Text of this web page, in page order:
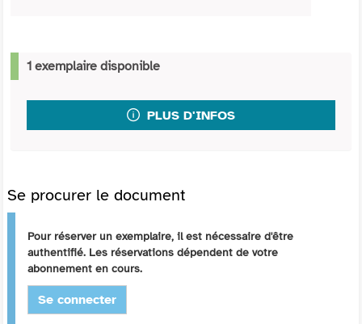
1 exemplaire disponible
PLUS D'INFOS
Se procurer le document
Pour réserver un exemplaire, il est nécessaire d'être
authentifié. Les réservations dépendent de votre
abonnement en cours.
Se connecter